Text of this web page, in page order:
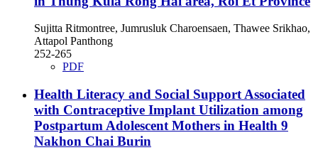
Sujitta Ritmontree, Jumrusluk Charoensaen, Thawee Srikhao,
Attapol Panthong
252-265
PDF
Health Literacy and Social Support Associated
with Contraceptive Implant Utilization among
Postpartum Adolescent Mothers in Health 9
Nakhon Chai Burin